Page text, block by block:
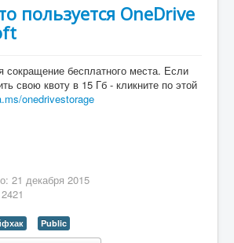
пользуется OneDrive
сокращение бесплатного места. Если
свою квоту в 15 Гб - кликните по этой
onedrivestorage
21 декабря 2015
Public